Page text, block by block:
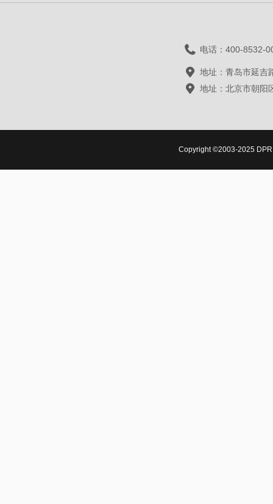
电话：400-8532-
地址：青岛市延吉
地址：北京市朝阳
Copyright ©2003-2025